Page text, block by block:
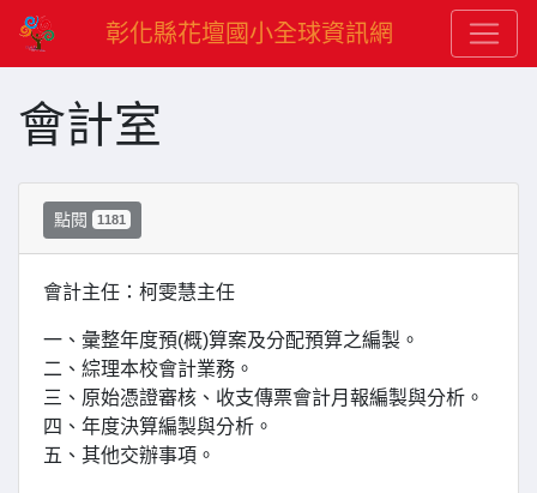
彰化縣花壇國小全球資訊網
會計室
點閱 1181
會計主任：柯雯慧主任
一、彙整年度預(概)算案及分配預算之編製。
二、綜理本校會計業務。
三、原始憑證審核、收支傳票會計月報編製與分析。
四、年度決算編製與分析。
五、其他交辦事項。